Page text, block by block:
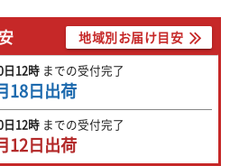
地域別お届け目安
12時 までの受付完了
18日出荷
12時 までの受付完了
12日出荷